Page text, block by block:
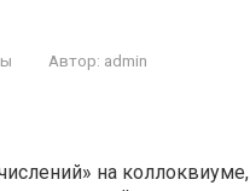
Автор: admin
на коллоквиуме,